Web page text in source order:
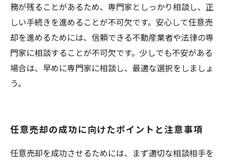
務が残ることがあるため、専門家としっかり相談し、正
しい手続きを進めることが不可欠です。安心して任意売
却を進めるためには、信頼できる不動産業者や法律の専
門家に相談することが不可欠です。少しでも不安がある
場合は、早めに専門家に相談し、最適な選択をしましょ
う。
任意売却の成功に向けたポイントと注意事項
任意売却を成功させるためには、まず適切な相談相手を